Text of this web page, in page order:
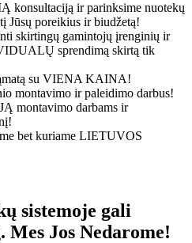
konsultaciją ir parinksime nuotekų
Jūsų poreikius ir biudžetą!
skirtingų gamintojų įrenginių ir
sprendimą skirtą tik
su VIENA KAINA!
montavimo ir paleidimo darbus!
montavimo darbams ir
bet kuriame LIETUVOS
sistemoje gali
Jos Nedarome!